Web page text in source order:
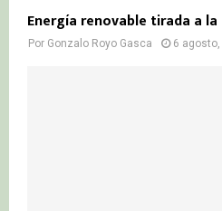
Energía renovable tirada a la
Por Gonzalo Royo Gasca 6 agosto,